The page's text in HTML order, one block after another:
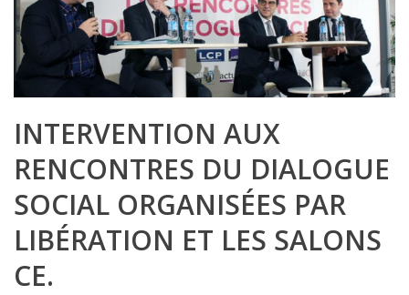
INTERVENTION AUX
RENCONTRES DU DIALOGUE
SOCIAL ORGANISÉES PAR
LIBÉRATION ET LES SALONS
CE.